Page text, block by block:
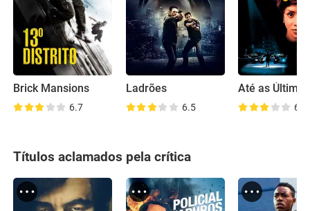
Brick Mansions
6.7
Ladrões
6.5 6.9
Títulos aclamados pela crítica